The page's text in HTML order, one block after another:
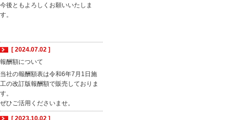
今後ともよろしくお願いいたしま
す。
[ 2024.07.02 ]
報酬額について
当社の報酬額表は令和6年7月1日施
工の改訂版報酬額で販売しておりま
す。
ぜひご活用くださいませ。